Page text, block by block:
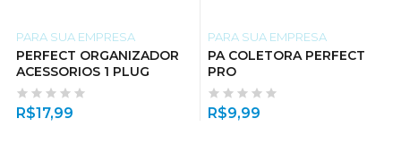
PARA SUA EMPRESA
PERFECT ORGANIZADOR
ACESSORIOS 1 PLUG
R$17,99
PARA SUA EMPRESA
PA COLETORA PERFECT
PRO
R$9,99